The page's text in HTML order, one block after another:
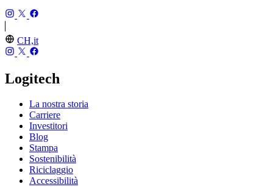
CH,it
Logitech
La nostra storia
Carriere
Investitori
Blog
Stampa
Sostenibilità
Riciclaggio
Accessibilità